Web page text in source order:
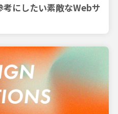
考にしたい素敵なWebサ